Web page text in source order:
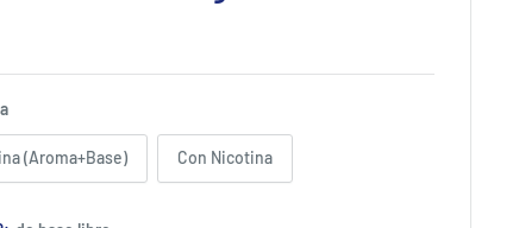
(Aroma+Base) Con Nicotina